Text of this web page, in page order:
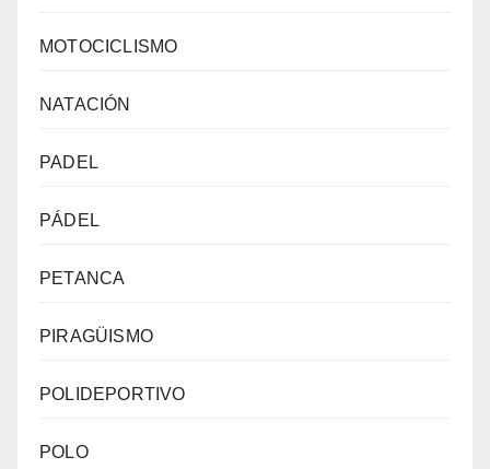
MOTOCICLISMO
NATACIÓN
PADEL
PÁDEL
PETANCA
PIRAGÜISMO
POLIDEPORTIVO
POLO